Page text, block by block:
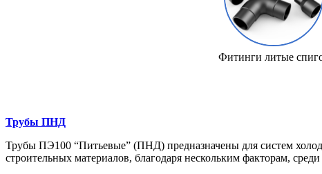
Фитинги литые
Трубы ПНД
Трубы ПЭ100 “Питьевые” (ПНД) предназначены для систем
строительных материалов, благодаря нескольким факторам,